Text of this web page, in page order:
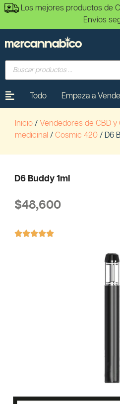
Los mejores productos de
Envíos
Todo Empeza a
Inicio / Vendedores de CBD y
medicinal / Cosmic 420 / D6
D6 Buddy 1ml
$48,600
